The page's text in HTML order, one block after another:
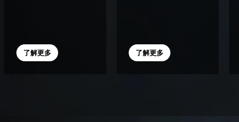
了解更多 了解更多